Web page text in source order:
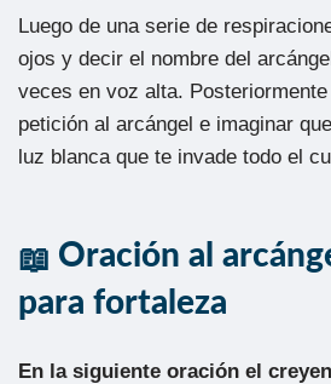
Luego de una serie de
ojos y decir el nombre del
veces en voz alta.
petición al arcángel e imaginar
luz blanca que te invade todo el
Oración al
para fortaleza
En la siguiente oración el